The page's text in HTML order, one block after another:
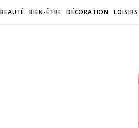
BEAUTÉ BIEN-ÊTRE DÉCORATION LOISIRS